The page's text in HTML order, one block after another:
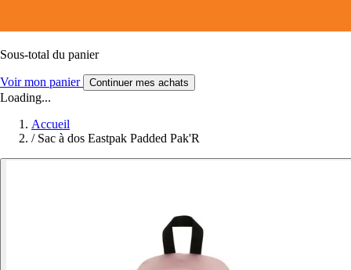
Sous-total du panier
Voir mon panier Continuer mes achats
Loading...
Accueil
/ Sac à dos Eastpak Padded Pak'R